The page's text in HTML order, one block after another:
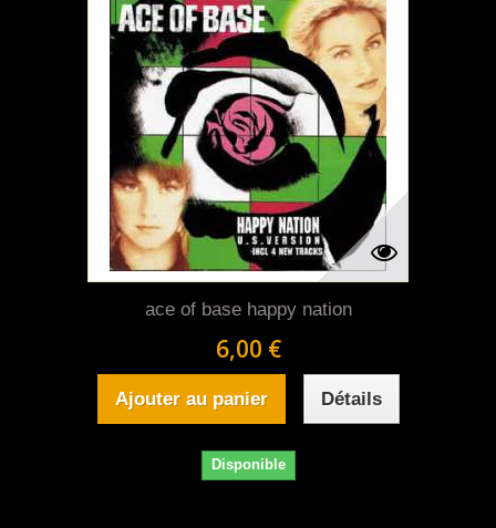
ace of base happy nation
6,00 €
Ajouter au panier Détails
Disponible